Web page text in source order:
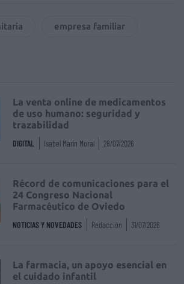
empresa familiar
La venta online de medicamentos
de uso humano: seguridad y
trazabilidad
DIGITAL Isabel Marín Moral 28/07/2026
Récord de comunicaciones para el
24 Congreso Nacional
Farmacéutico de Oviedo
NOTICIAS Y NOVEDADES Redacción 31/07/2026
La farmacia, un apoyo esencial en
el cuidado infantil